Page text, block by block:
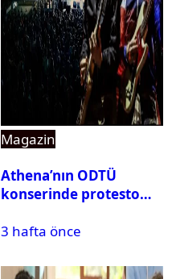
Magazin
Athena’nın ODTÜ
konserinde protesto
3 hafta önce